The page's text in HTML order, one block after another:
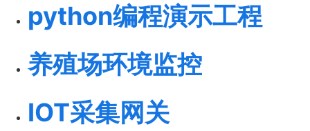
python编程演示工程
养殖场环境监控
IOT采集网关